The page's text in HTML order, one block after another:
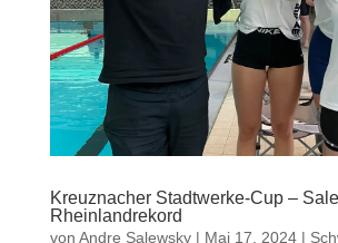
Kreuznacher Stadtwerke-Cup –
Rheinlandrekord
von Andre Salewsky| Mai 17, 2024|